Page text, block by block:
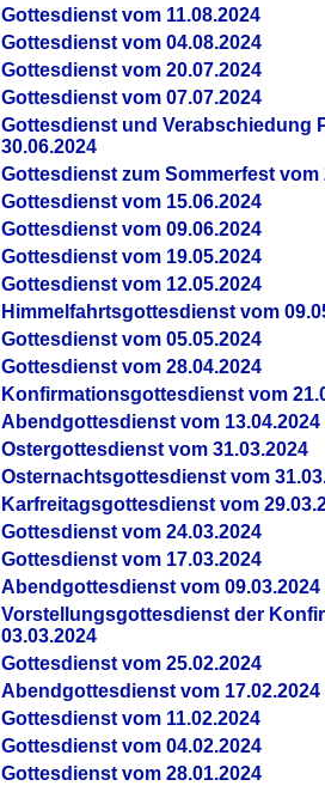
Gottesdienst vom 11.08.2024
Gottesdienst vom 04.08.2024
Gottesdienst vom 20.07.2024
Gottesdienst vom 07.07.2024
Gottesdienst und Verabschiedung
30.06.2024
Gottesdienst zum Sommerfest vom
Gottesdienst vom 15.06.2024
Gottesdienst vom 09.06.2024
Gottesdienst vom 19.05.2024
Gottesdienst vom 12.05.2024
Himmelfahrtsgottesdienst vom
Gottesdienst vom 05.05.2024
Gottesdienst vom 28.04.2024
Konfirmationsgottesdienst vom
Abendgottesdienst vom 13.04.2024
Ostergottesdienst vom 31.03.2024
Osternachtsgottesdienst vom
Karfreitagsgottesdienst vom
Gottesdienst vom 24.03.2024
Gottesdienst vom 17.03.2024
Abendgottesdienst vom 09.03.2024
Vorstellungsgottesdienst der
03.03.2024
Gottesdienst vom 25.02.2024
Abendgottesdienst vom 17.02.2024
Gottesdienst vom 11.02.2024
Gottesdienst vom 04.02.2024
Gottesdienst vom 28.01.2024